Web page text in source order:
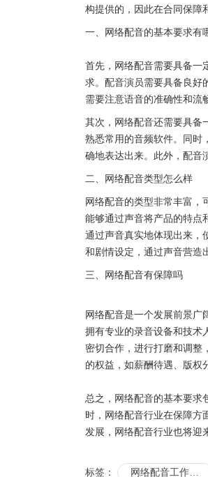
构提供的，因此在合同保障
一、网络配音的基本要求有
首先，网络配音需要具备一
求。配音演员需要具备良好
需要注意语音的准确性和流
其次，网络配音还需要具备
熟悉常用的音频软件。同时
确地表达出来。此外，配音
二、网络配音类型怎么样
网络配音的类型非常丰富，
能够通过声音将产品的特点
通过声音真实地体现出来，
和剧情设定，通过声音营造
三、网络配音有保障吗
网络配音是一个发展前景广
拥有专业的录音设备和技术
密切合作，进行打磨和调整
的权益，如薪酬待遇、版权
总之，网络配音的基本要求
时，网络配音行业在保障方
发展，网络配音行业也将迎
标签： 网络配音工作基础